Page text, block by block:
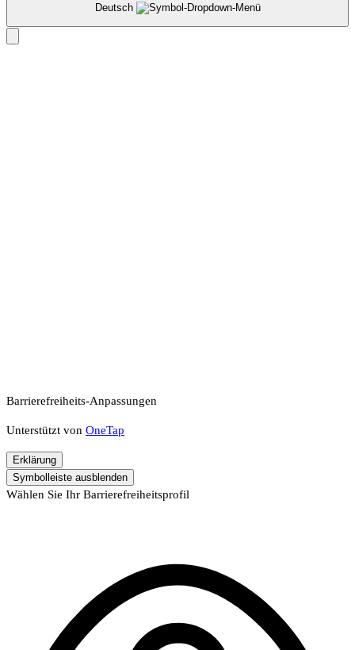
Deutsch
Barrierefreiheits-Anpassungen
Unterstützt von OneTap
Erklärung
Symbolleiste ausblenden
Wählen Sie Ihr Barrierefreiheitsprofil